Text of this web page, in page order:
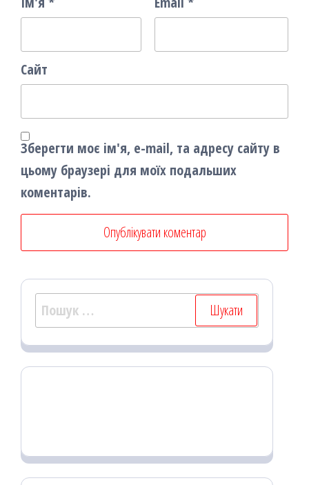
Сайт
Зберегти моє ім'я, e-mail, та адресу сайту в
цьому браузері для моїх подальших
коментарів.
Пошук: